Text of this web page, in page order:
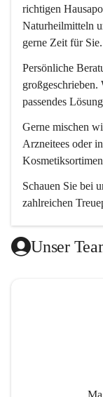
richtigen
Naturheilmitteln
gerne Zeit für Sie.
Persönliche
großgeschrieben.
passendes
Gerne mischen
Arzneitees oder
Schauen Sie bei
zahlreichen
Wir freuen uns
Unser